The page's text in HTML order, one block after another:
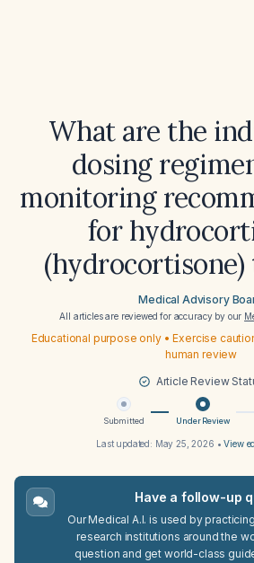
What are the
dosing
monitoring
for
(hydrocortisone)
Medical Advisory
All articles are reviewed for accuracy by our
Educational purpose only • Exercise
human review
Article Review
Submitted Under Review
Last updated: May 25, 2026 •View
Have a follow-up
Our Medical A.I. is used by
research institutions around the
question and get world-class